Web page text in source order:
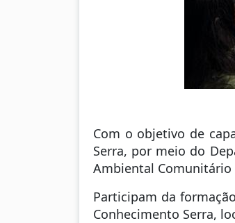
Com o objetivo de
Serra, por meio do
Ambiental Comunitário
Participam da
Conhecimento Serra,